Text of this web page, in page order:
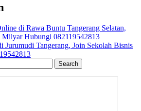
di Rawa Buntu Tangerang Selatan,
Hubungi 082119542813
Jurumudi Tangerang, Join Sekolah Bisnis